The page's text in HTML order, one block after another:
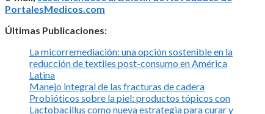
PortalesMedicos.com
Últimas Publicaciones:
La micorremediación: una opción sostenible en la
reducción de textiles post-consumo en América
Latina
Manejo integral de las fracturas de cadera
Probióticos sobre la piel: productos tópicos con
Lactobacillus como nueva estrategia para curar y